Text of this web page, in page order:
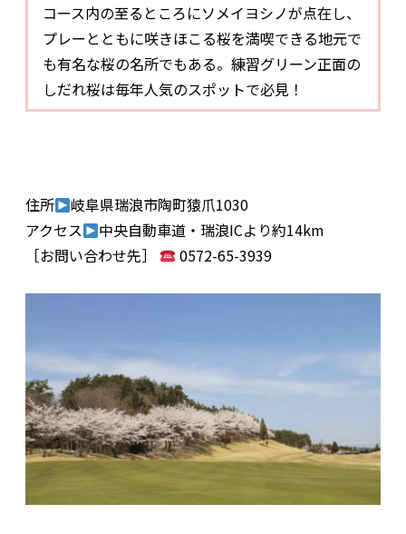
コース内の至るところにソメイヨシノが点在し、
プレーとともに咲きほこる桜を満喫できる地元で
も有名な桜の名所でもある。練習グリーン正面の
しだれ桜は毎年人気のスポットで必見！
住所
岐阜県瑞浪市陶町猿爪1030
アクセス
中央自動車道・瑞浪ICより約14km
［お問い合わせ先］
0572-65-3939